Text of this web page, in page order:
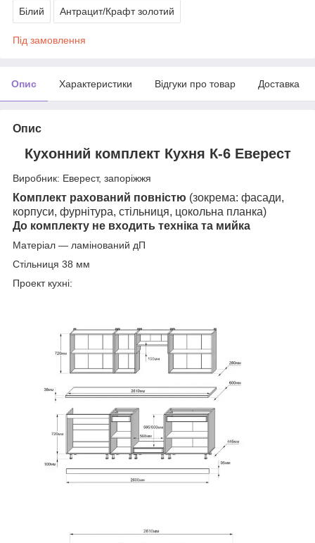
Білий Антрацит/Крафт золотий
Під замовлення
Опис Характеристики Відгуки про товар Доставка
Опис
Кухонний комплект Кухня К-6 Еверест
Виробник: Еверест, запоріжжя
Комплект рахований повністю (зокрема: фасади,
корпуси, фурнітура, стільниця, цокольна планка)
До комплекту не входить техніка та мийка
Матеріал — ламінований дП
Стільниця 38 мм
Проект кухні: